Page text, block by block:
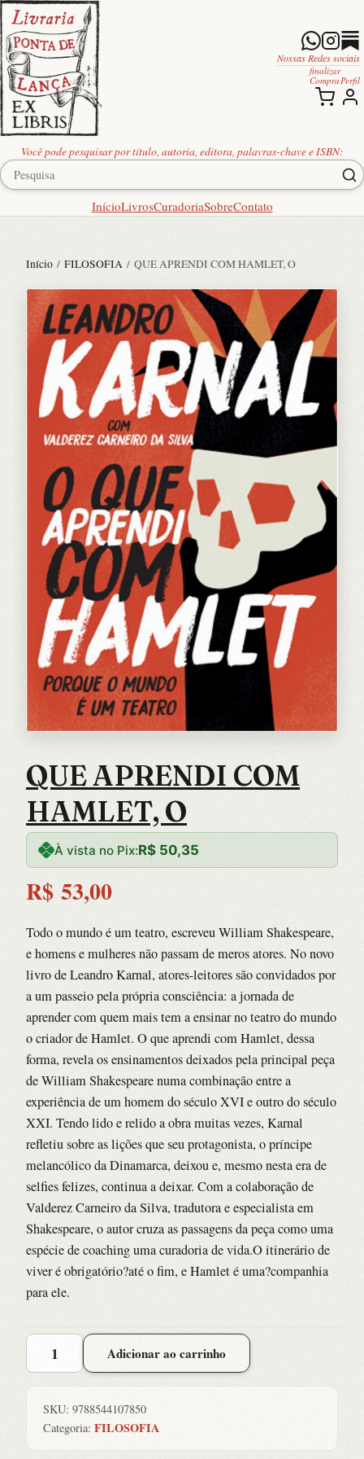
Você pode pesquisar por título, autoria, editora, palavras-chave e ISBN:
InícioLivrosCuradoriaSobreContato
Nossas Redes sociais
finalizar
Compra Perfil
Início / FILOSOFIA / QUE APRENDI COM HAMLET, O
QUE APRENDI COM
HAMLET, O
À vista no Pix:R$ 50,35
R$ 53,00
Todo o mundo é um teatro, escreveu William Shakespeare,
e homens e mulheres não passam de meros atores. No novo
livro de Leandro Karnal, atores-leitores são convidados por
a um passeio pela própria consciência: a jornada de
aprender com quem mais tem a ensinar no teatro do mundo
o criador de Hamlet. O que aprendi com Hamlet, dessa
forma, revela os ensinamentos deixados pela principal peça
de William Shakespeare numa combinação entre a
experiência de um homem do século XVI e outro do século
XXI. Tendo lido e relido a obra muitas vezes, Karnal
refletiu sobre as lições que seu protagonista, o príncipe
melancólico da Dinamarca, deixou e, mesmo nesta era de
selfies felizes, continua a deixar. Com a colaboração de
Valderez Carneiro da Silva, tradutora e especialista em
Shakespeare, o autor cruza as passagens da peça como uma
espécie de coaching uma curadoria de vida.O itinerário de
viver é obrigatório?até o fim, e Hamlet é uma?companhia
para ele.
QUE
APRENDI
quantidade
Adicionar ao carrinho
SKU: 9788544107850
Categoria: FILOSOFIA